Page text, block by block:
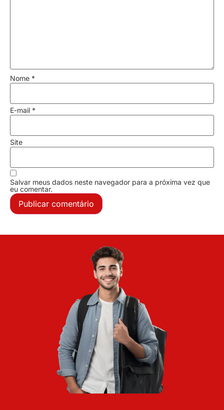
Nome *
E-mail *
Site
Salvar meus dados neste navegador para a próxima vez que
eu comentar.